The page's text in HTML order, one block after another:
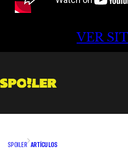
VER
SPOILER ARTÍCULOS